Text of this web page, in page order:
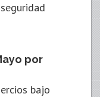
por
bajo